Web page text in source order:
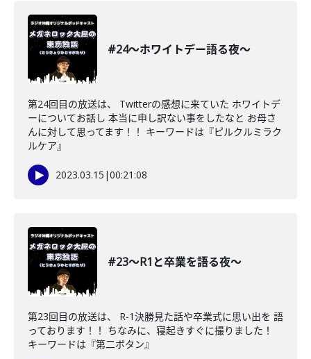
#24〜ホワイトデー語る夜〜
第24回目の放送は、 Twitterの感想に来ていた ホワイトデ
ーについてお話し 本当に申し訳ない事をしたなと お母さ
んに対して思ってます！！ キーワードは『ピルクルミラク
ルケア』
2023.03.15 |00:21:08
#23〜R1と卒業を語る夜〜
第23回目の放送は、 R-1決勝見た話や卒業式に思い出を 語
っております！！ ちなみに、寝起きすぐに撮りました！
キーワードは『第二ボタン』